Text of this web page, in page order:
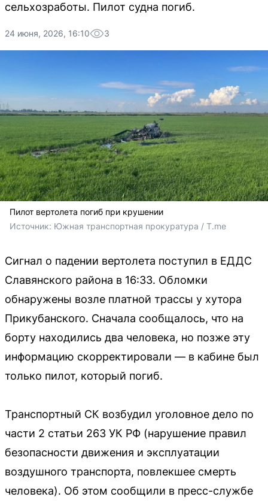
сельхозработы. Пилот судна погиб.
24 июня, 2026, 16:10 3
Пилот вертолета погиб при крушении
Источник: Южная транспортная прокуратура / T.me
Сигнал о падении вертолета поступил в ЕДДС
Славянского района в 16:33. Обломки
обнаружены возле платной трассы у хутора
Прикубанского. Сначала сообщалось, что на
борту находились два человека, но позже эту
информацию скорректировали — в кабине был
только пилот, который погиб.
Транспортный СК возбудил уголовное дело по
части 2 статьи 263 УК РФ (нарушение правил
безопасности движения и эксплуатации
воздушного транспорта, повлекшее смерть
человека). Об этом сообщили в пресс-службе